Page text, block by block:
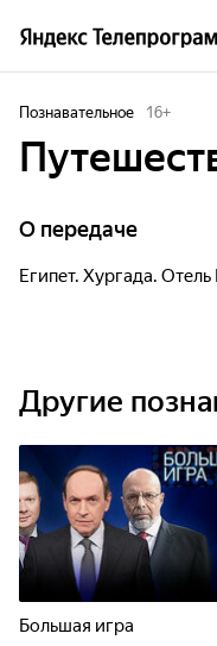
Познавательное 16+
О передаче
Египет. Хургада.
Другие
Большая игра